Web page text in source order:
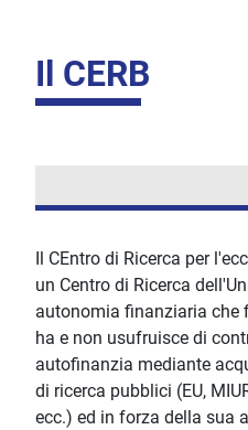
Il CERB
Il CEntro di Ricerca per
un Centro di Ricerca
autonomia finanziaria che
ha e non usufruisce di
autofinanzia mediante
di ricerca pubblici (EU,
ecc.) ed in forza della sua